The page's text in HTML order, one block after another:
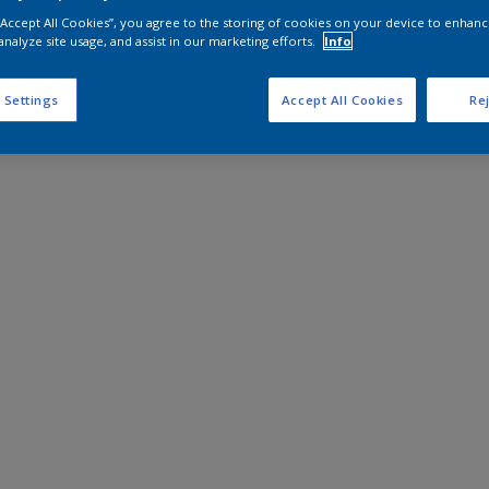
All Cookies”, you agree to the storing of cookies on your device to
site usage, and assist in our marketing efforts.
Info
Settings Accept All Cookies